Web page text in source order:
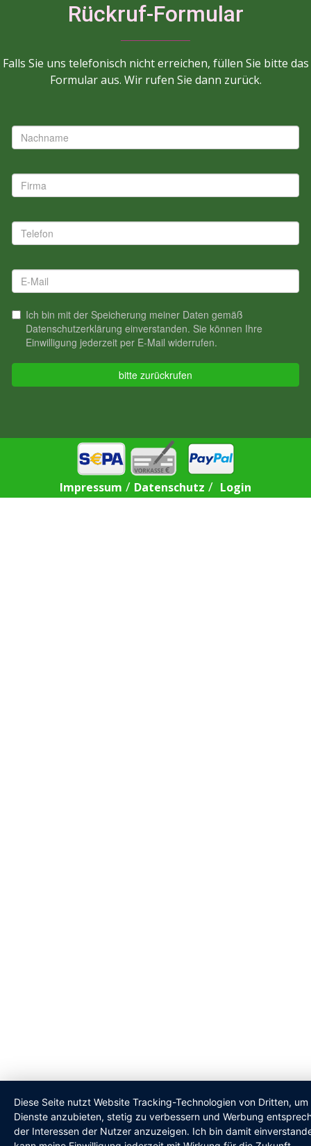
Rückruf-Formular
Falls Sie uns telefonisch nicht erreichen, füllen Sie bitte das
Formular aus. Wir rufen Sie dann zurück.
Impressum / Datenschutz / Login
Diese Seite nutzt Website Tracking-Technologien von Dritten, um
Dienste anzubieten, stetig zu verbessern und Werbung
der Interessen der Nutzer anzuzeigen. Ich bin damit